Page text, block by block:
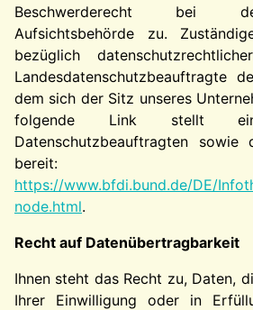
Beschwerderecht bei
Aufsichtsbehörde zu.
bezüglich
Landesdatenschutzbeauftragte
dem sich der Sitz unseres
folgende Link stellt
Datenschutzbeauftragten sowie
bereit:
https://www.bfdi.bund.de/DE/
node.html.
Recht auf Datenübertragbarkeit
Ihnen steht das Recht zu, Daten,
Ihrer Einwilligung oder in